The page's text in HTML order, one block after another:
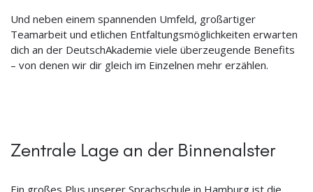
Und neben einem spannenden Umfeld, großartiger
Teamarbeit und etlichen Entfaltungsmöglichkeiten erwarten
dich an der DeutschAkademie viele überzeugende Benefits
– von denen wir dir gleich im Einzelnen mehr erzählen.
Zentrale Lage an der Binnenalster
Ein großes Plus unserer Sprachschule in Hamburg ist die